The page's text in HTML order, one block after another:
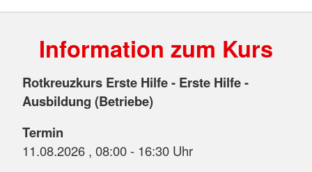
Information zum Kurs
Rotkreuzkurs Erste Hilfe - Erste Hilfe -
Ausbildung (Betriebe)
Termin
11.08.2026 , 08:00 - 16:30 Uhr